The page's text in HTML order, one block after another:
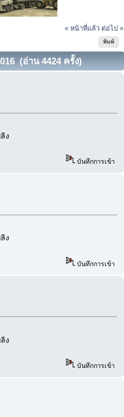
« หน้าที่แล้ว ต่อไป »
พิมพ์
(อ่าน 4424 ครั้ง)
ง
บันทึกการเข้า
ง
บันทึกการเข้า
ง
บันทึกการเข้า